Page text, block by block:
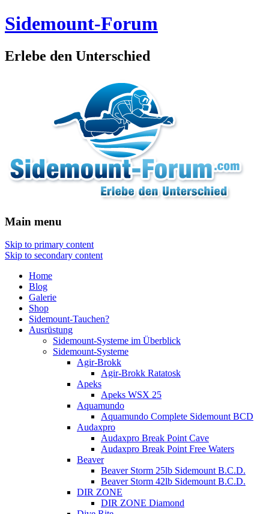
Sidemount-Forum
Erlebe den Unterschied
Main menu
Skip to primary content
Skip to secondary content
Home
Blog
Galerie
Shop
Sidemount-Tauchen?
Ausrüstung
Sidemount-Systeme im Überblick
Sidemount-Systeme
Agir-Brokk
Agir-Brokk Ratatosk
Apeks
Apeks WSX 25
Aquamundo
Aquamundo Complete Sidemount BCD
Audaxpro
Audaxpro Break Point Cave
Audaxpro Break Point Free Waters
Beaver
Beaver Storm 25lb Sidemount B.C.D.
Beaver Storm 42lb Sidemount B.C.D.
DIR ZONE
DIR ZONE Diamond